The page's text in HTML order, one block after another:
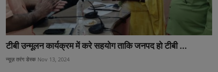
टीबी उन्मूलन कार्यक्रम में करे सहयोग ताकि जनपद हो टीबी ...
न्यूज़ तरंग डेस्क Nov 13, 2024